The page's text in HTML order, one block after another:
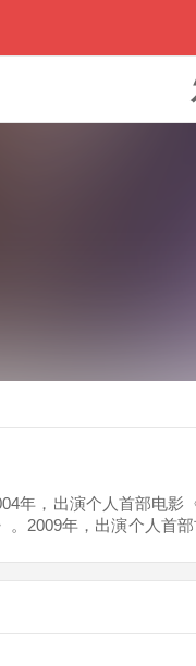
年，出演个人首部电
2009年，出演个人首
古装电影《 皇甫谧》